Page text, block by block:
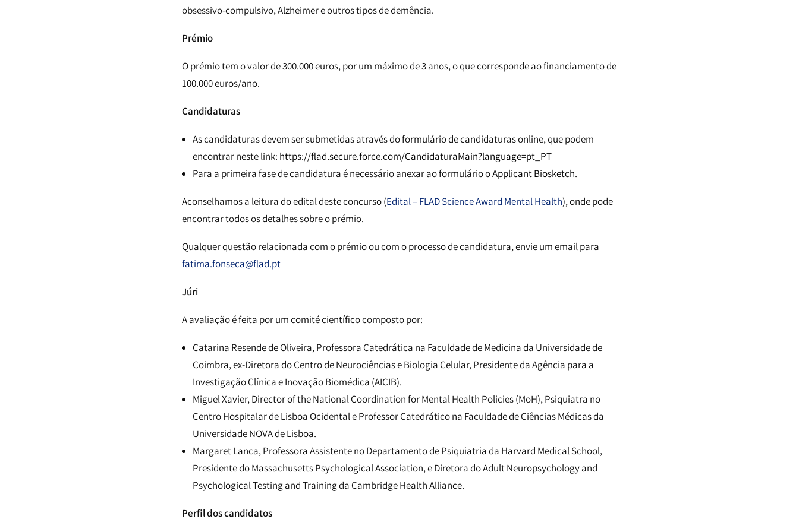
obsessivo-compulsivo, Alzheimer e outros tipos de demência.
Prémio
O prémio tem o valor de 300.000 euros, por um máximo de 3 anos, o que corresponde ao financiamento de
100.000 euros/ano.
Candidaturas
As candidaturas devem ser submetidas através do formulário de candidaturas online, que podem
encontrar neste link: https://flad.secure.force.com/CandidaturaMain?language=pt_PT
Para a primeira fase de candidatura é necessário anexar ao formulário oApplicant Biosketch.
Aconselhamos a leitura do edital deste concurso (Edital – FLAD Science Award Mental Health), onde pode
encontrar todos os detalhes sobre o prémio.
Qualquer questão relacionada com o prémio ou com o processo de candidatura, envie um email para
fatima.fonseca@flad.pt
Júri
A avaliação é feita por um comité científico composto por:
Catarina Resende de Oliveira, Professora Catedrática na Faculdade de Medicina da Universidade de
Coimbra, ex-Diretora do Centro de Neurociências e Biologia Celular, Presidente da Agência para a
Investigação Clínica e Inovação Biomédica (AICIB).
Miguel Xavier, Director of the National Coordination for Mental Health Policies (MoH), Psiquiatra no
Centro Hospitalar de Lisboa Ocidental e Professor Catedrático na Faculdade de Ciências Médicas da
Universidade NOVA de Lisboa.
Margaret Lanca, Professora Assistente no Departamento de Psiquiatria da Harvard Medical School,
Presidente do Massachusetts Psychological Association, e Diretora do Adult Neuropsychology and
Psychological Testing and Training da Cambridge Health Alliance.
Perfil dos candidatos